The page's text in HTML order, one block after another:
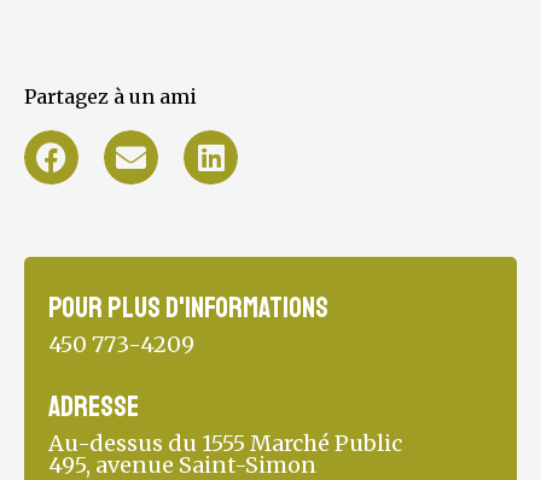
Partagez à un ami
Pour plus d'informations
450 773-4209
Adresse
Au-dessus du 1555 Marché Public
495, avenue Saint-Simon